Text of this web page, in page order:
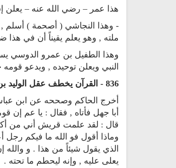
هذا عمر – رضي الله عنه –
- وهذا النجاشي ( أصحمة )
ملته , وهو يعلم يقيناً أن في
وهذا الطفيل بن عمرو الدوسي
النبي ويعلن توحيده , ويدعو
836 - القرآن يخطف عقل الوليد بن المغيرة
أخرج الحاكم وصححه عن ابن عباس
أبا جهل فأتاه , فقال : يا عم إن
قال : لقد علمت قريش أني من
وماذا أقول فو الله ما فيكم رجل
الذي يقول شيئاً من هذا . و والله
يعلى عليه , وإنه ليحطم ما تحته .
تحميل كتب السيرة النبوية
السيرة النبوية المستوى الأول
تحميل كتب
صحيح